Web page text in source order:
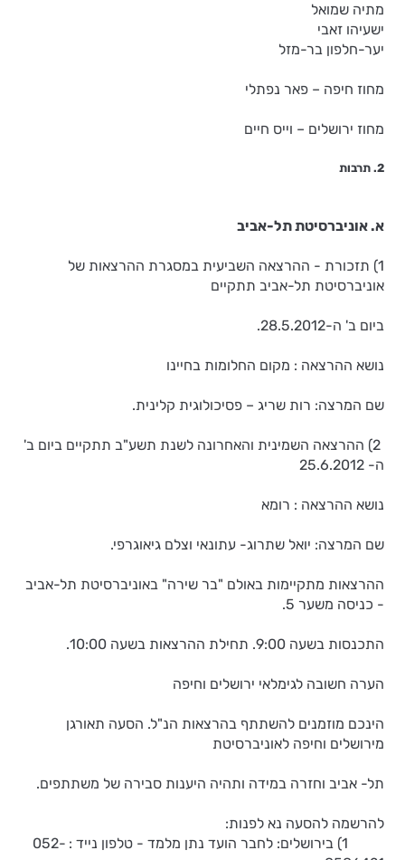
מתיה שמואל
ישעיהו זאבי
יער-חלפון בר-מזל
מחוז חיפה – פאר נפתלי
מחוז ירושלים – וייס חיים
2. תרבות
א. אוניברסיטת תל-אביב
1) תזכורת - ההרצאה השביעית במסגרת ההרצאות של
אוניברסיטת תל-אביב תתקיים
ביום ב' ה-28.5.2012.
נושא ההרצאה : מקום החלומות בחיינו
שם המרצה: רות שריג – פסיכולוגית קלינית.
2) ההרצאה השמינית והאחרונה לשנת תשע"ב תתקיים ביום ב'
ה- 25.6.2012
נושא ההרצאה : רומא
שם המרצה: יואל שתרוג- עתונאי וצלם גיאוגרפי.
ההרצאות מתקיימות באולם "בר שירה" באוניברסיטת תל-אביב
- כניסה משער 5.
התכנסות בשעה 9:00. תחילת ההרצאות בשעה 10:00.
הערה חשובה לגימלאי ירושלים וחיפה
הינכם מוזמנים להשתתף בהרצאות הנ"ל. הסעה תאורגן
מירושלים וחיפה לאוניברסיטת
תל- אביב וחזרה במידה ותהיה היענות סבירה של משתתפים.
להרשמה להסעה נא לפנות:
1) בירושלים: לחבר הועד נתן מלמד - טלפון נייד : 052-